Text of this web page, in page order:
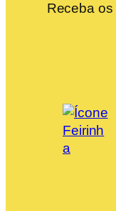
Receba